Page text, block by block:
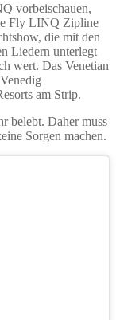
vorbeischauen,
Fly LINQ Zipline
die mit den
Liedern unterlegt
wert. Das Venetian
am Strip.
belebt. Daher muss
Sorgen machen.